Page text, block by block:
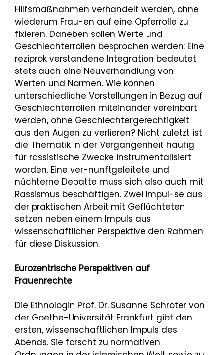
Hilfsmaßnahmen verhandelt werden, ohne
wiederum Frau-en auf eine Opferrolle zu
fixieren. Daneben sollen Werte und
Geschlechterrollen besprochen werden: Eine
reziprok verstandene Integration bedeutet
stets auch eine Neuverhandlung von
Werten und Normen. Wie können
unterschiedliche Vorstellungen in Bezug auf
Geschlechterrollen miteinander vereinbart
werden, ohne Geschlechtergerechtigkeit
aus den Augen zu verlieren? Nicht zuletzt ist
die Thematik in der Vergangenheit häufig
für rassistische Zwecke instrumentalisiert
worden. Eine ver-nunftgeleitete und
nüchterne Debatte muss sich also auch mit
Rassismus beschäftigen. Zwei Impul-se aus
der praktischen Arbeit mit Geflüchteten
setzen neben einem Impuls aus
wissenschaftlicher Perspektive den Rahmen
für diese Diskussion.
Eurozentrische Perspektiven auf
Frauenrechte
Die Ethnologin Prof. Dr. Susanne Schröter von
der Goethe-Universität Frankfurt gibt den
ersten, wissenschaftlichen Impuls des
Abends. Sie forscht zu normativen